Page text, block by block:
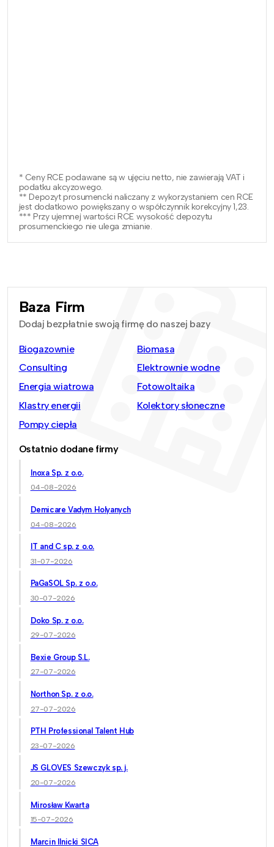
* Ceny RCE podawane są w ujęciu netto, nie zawierają VAT i
podatku akcyzowego.
** Depozyt prosumencki naliczany z wykorzystaniem cen RCE
jest dodatkowo powiększany o współczynnik korekcyjny 1,23.
*** Przy ujemnej wartości RCE wysokość depozytu
prosumenckiego nie ulega zmianie.
Baza Firm
Dodaj bezpłatnie swoją firmę do naszej bazy
Biogazownie
Biomasa
Consulting
Elektrownie wodne
Energia wiatrowa
Fotowoltaika
Klastry energii
Kolektory słoneczne
Pompy ciepła
Ostatnio dodane firmy
Inoxa Sp. z o.o.
04-08-2026
Demicare Vadym Holyanych
04-08-2026
IT and C sp. z o.o.
31-07-2026
PaGaSOL Sp. z o.o.
30-07-2026
Doko Sp. z o.o.
29-07-2026
Bexie Group S.L.
27-07-2026
Northon Sp. z o.o.
27-07-2026
PTH Professional Talent Hub
23-07-2026
JS GLOVES Szewczyk sp. j.
20-07-2026
Mirosław Kwarta
15-07-2026
Marcin Ilnicki SICA